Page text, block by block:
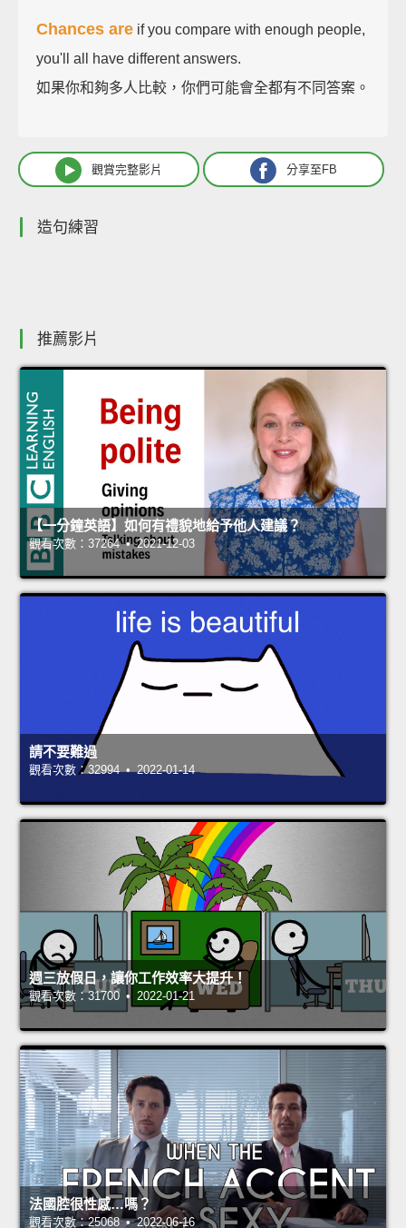
Chances are if you compare with enough people,
you'll all have different answers.
如果你和夠多人比較，你們可能會全都有不同答案。
觀賞完整影片 分享至FB
造句練習
推薦影片
【一分鐘英語】如何有禮貌地給予他人建議？
觀看次數：37264 • 2021-12-03
請不要難過
觀看次數：32994 • 2022-01-14
週三放假日，讓你工作效率大提升！
觀看次數：31700 • 2022-01-21
法國腔很性感…嗎？
觀看次數：25068 • 2022-06-16